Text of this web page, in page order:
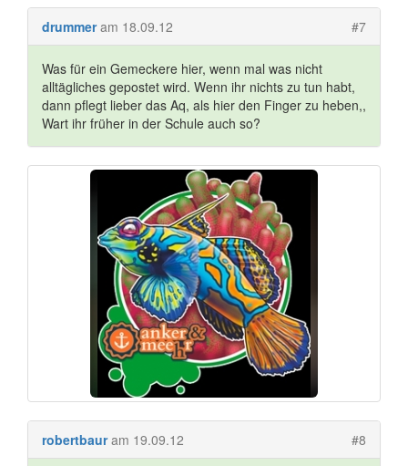
drummer am 18.09.12 #7
Was für ein Gemeckere hier, wenn mal was nicht
alltägliches gepostet wird. Wenn ihr nichts zu tun habt,
dann pflegt lieber das Aq, als hier den Finger zu heben,,
Wart ihr früher in der Schule auch so?
robertbaur am 19.09.12 #8